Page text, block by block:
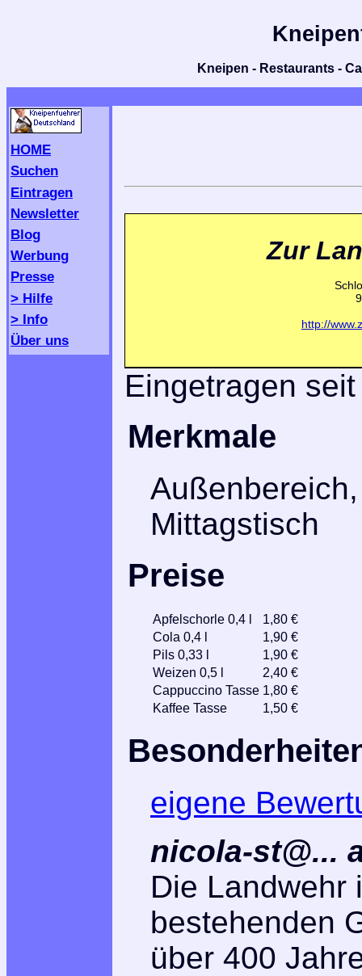
Kneipen - Restaurants -
HOME
Suchen
Eintragen
Newsletter
Blog
Werbung
Presse
> Hilfe
> Info
Über uns
Zur
http://
Eingetragen
Merkmale
Mittagstisch
Preise
Apfelschorle 0,4 l
1,80 €
Cola 0,4 l
1,90 €
Pils 0,33 l
1,90 €
Weizen 0,5 l
2,40 €
Cappuccino Tasse 1,80 €
Kaffee Tasse
1,50 €
eigene
nicola-st@...
Die Landwehr
bestehenden
über 400